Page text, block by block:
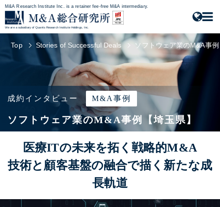
M&A Research Institute Inc. is a retainer fee-free M&A intermediary.
We are a subsidiary of Quants Research Institute Holdings, Inc.
Top Stories of Successful Deals ソフトウェア業のM&A事
成約インタビュー M&A事例
ソフトウェア業のM&A事例【埼玉県】
医療ITの未来を拓く戦略的M&A
技術と顧客基盤の融合で描く新たな成
長軌道